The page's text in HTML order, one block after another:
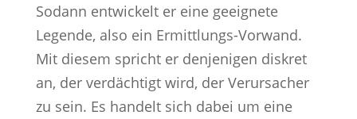
Sodann entwickelt er eine geeignete
Legende, also ein Ermittlungs-Vorwand.
Mit diesem spricht er denjenigen diskret
an, der verdächtigt wird, der Verursacher
zu sein. Es handelt sich dabei um eine